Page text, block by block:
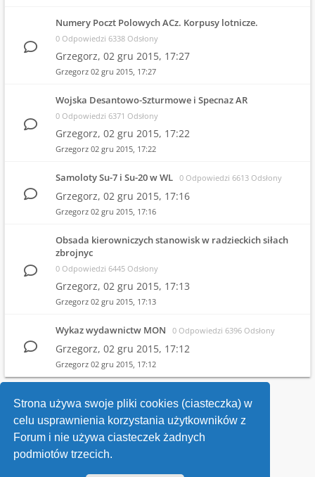
Strona używa swoje pliki cookies (ciasteczka) w
celu usprawnienia korzystania użytkowników z
Forum i nie używa ciasteczek żadnych
podmiotów trzecich.
Numery Poczt Polowych ACz. Korpusy lotnicze.
0 Odpowiedzi 6338 Odsłony
Grzegorz, 02 gru 2015, 17:27
Grzegorz 02 gru 2015, 17:27
Wojska Desantowo-Szturmowe i Specnaz AR
0 Odpowiedzi 6371 Odsłony
Grzegorz, 02 gru 2015, 17:22
Grzegorz 02 gru 2015, 17:22
Samoloty Su-7 i Su-20 w WL 0 Odpowiedzi 6613 Odsłony
Grzegorz, 02 gru 2015, 17:16
Grzegorz 02 gru 2015, 17:16
Obsada kierowniczych stanowisk w radzieckich siłach
zbrojnyc
0 Odpowiedzi 6445 Odsłony
Grzegorz, 02 gru 2015, 17:13
Grzegorz 02 gru 2015, 17:13
Wykaz wydawnictw MON 0 Odpowiedzi 6396 Odsłony
Grzegorz, 02 gru 2015, 17:12
Grzegorz 02 gru 2015, 17:12
1 2
Wróć do wykazu forów